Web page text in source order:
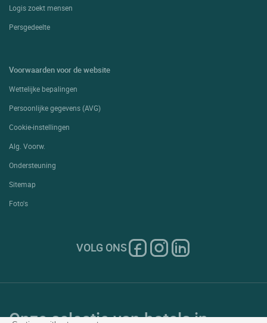
Logis zoekt mensen
Persgedeelte
Voorwaarden voor de website
Wettelijke bepalingen
Persoonlijke gegevens (AVG)
Cookie-instellingen
Alg. Voorw.
Ondersteuning
Sitemap
Foto's
VOLG ONS
Onze selectie van hotels in